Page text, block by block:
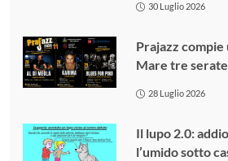
30 Luglio 2026
Prajazz compie
Mare tre
28 Luglio 2026
Il lupo 2.0:
l’umido sotto